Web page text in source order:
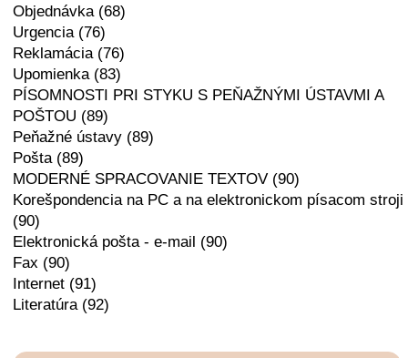
Objednávka (68)
Urgencia (76)
Reklamácia (76)
Upomienka (83)
PÍSOMNOSTI PRI STYKU S PEŇAŽNÝMI ÚSTAVMI A
POŠTOU (89)
Peňažné ústavy (89)
Pošta (89)
MODERNÉ SPRACOVANIE TEXTOV (90)
Korešpondencia na PC a na elektronickom písacom stroji
(90)
Elektronická pošta - e-mail (90)
Fax (90)
Internet (91)
Literatúra (92)